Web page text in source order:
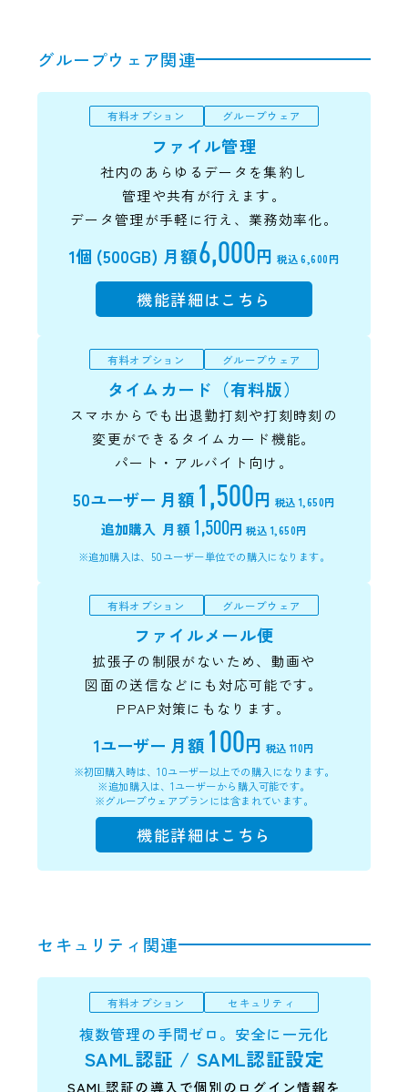
グループウェア関連
有料オプション グループウェア
ファイル管理
社内のあらゆるデータを集約し
管理や共有が行えます。
データ管理が手軽に行え、業務効率化。
1個 (500GB) 月額6,000円 税込 6,600円
機能詳細はこちら
有料オプション グループウェア
タイムカード（有料版）
スマホからでも出退勤打刻や打刻時刻の
変更ができるタイムカード機能。
パート・アルバイト向け。
50ユーザー 月額 1,500円 税込 1,650円
追加購入 月額 1,500円 税込 1,650円
※追加購入は、50ユーザー単位での購入になります。
有料オプション グループウェア
ファイルメール便
拡張子の制限がないため、動画や
図面の送信などにも対応可能です。
PPAP対策にもなります。
1ユーザー 月額 100円 税込 110円
※初回購入時は、10ユーザー以上での購入になります。
※追加購入は、1ユーザーから購入可能です。
※グループウェアプランには含まれています。
機能詳細はこちら
セキュリティ関連
有料オプション セキュリティ
複数管理の手間ゼロ。安全に一元化
SAML認証 / SAML認証設定
SAML認証の導入で個別のログイン情報を